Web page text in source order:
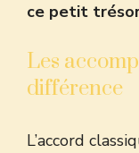
ce petit
Les
différence
L’accord